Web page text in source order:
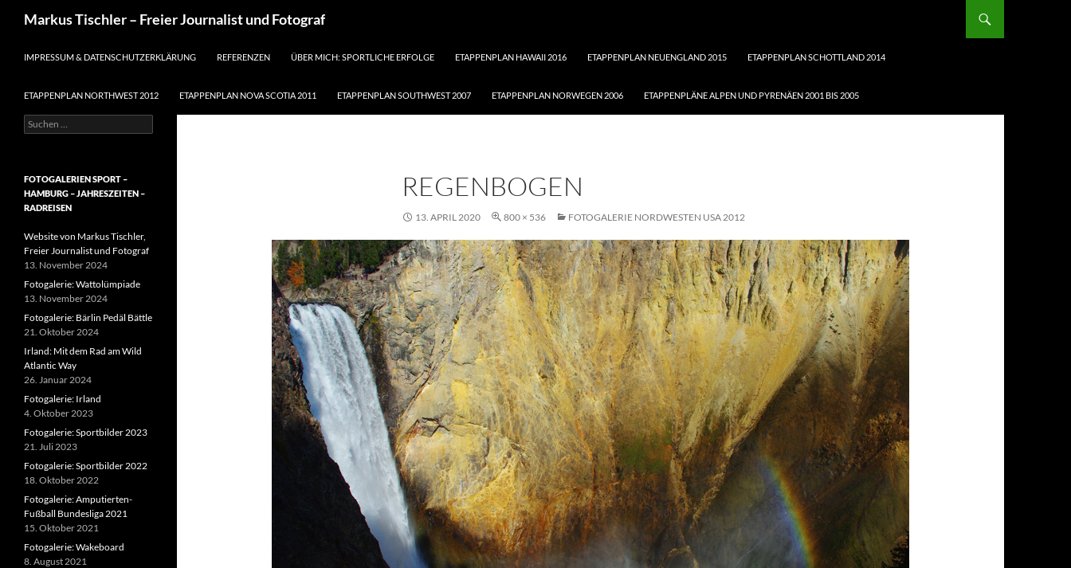
Markus Tischler – Freier Journalist und Fotograf
IMPRESSUM & DATENSCHUTZERKLÄRUNG
REFERENZEN ÜBER MICH: SPORTLICHE ERFOLGE ETAPPENPLAN HAWAII 2016 ETAPPENPLAN NEUENGLAND 2015 ETAPPENPLAN SCHOTTLAND 2014
ETAPPENPLAN NORTHWEST 2012 ETAPPENPLAN NOVA SCOTIA 2011 ETAPPENPLAN SOUTHWEST 2007 ETAPPENPLAN NORWEGEN 2006 ETAPPENPLÄNE ALPEN UND PYRENÄEN 2001 BIS 2005
REGENBOGEN
13. APRIL 2020 800 × 536 FOTOGALERIE NORDWESTEN USA 2012
Suchen
nach:
FOTOGALERIEN SPORT –
HAMBURG – JAHRESZEITEN –
RADREISEN
Website von Markus Tischler,
Freier Journalist und Fotograf
13. November 2024
Fotogalerie: Wattolümpiade
13. November 2024
Fotogalerie: Bärlin Pedäl Bättle
21. Oktober 2024
Irland: Mit dem Rad am Wild
Atlantic Way
26. Januar 2024
Fotogalerie: Irland
4. Oktober 2023
Fotogalerie: Sportbilder 2023
21. Juli 2023
Fotogalerie: Sportbilder 2022
18. Oktober 2022
Fotogalerie: Amputierten-
Fußball Bundesliga 2021
15. Oktober 2021
Fotogalerie: Wakeboard
8. August 2021